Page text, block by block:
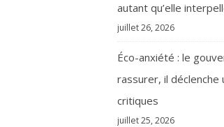
autant qu’elle
juillet 26, 2026
Éco-anxiété : le
rassurer, il
critiques
juillet 25, 2026